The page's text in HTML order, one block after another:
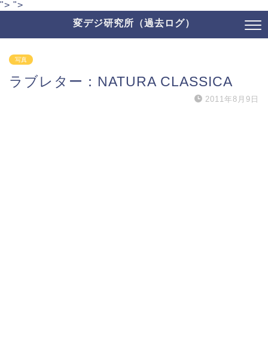
"> ">
変デジ研究所（過去ログ）
写真
ラブレター：NATURA CLASSICA
2011年8月9日